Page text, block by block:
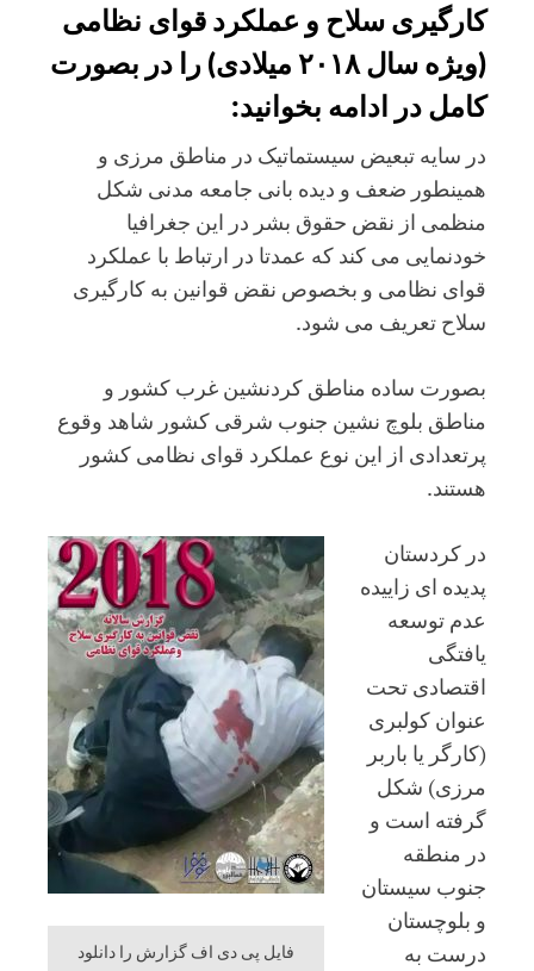
کارگیری سلاح و عملکرد قوای نظامی
(ویژه سال ۲۰۱۸ میلادی) را در بصورت
کامل در ادامه بخوانید:
در سایه تبعیض سیستماتیک در مناطق مرزی و
همینطور ضعف و دیده بانی جامعه مدنی شکل
منظمی از نقض حقوق بشر در این جغرافیا
خودنمایی می کند که عمدتا در ارتباط با عملکرد
قوای نظامی و بخصوص نقض قوانین به کارگیری
سلاح تعریف می شود.
بصورت ساده مناطق کردنشین غرب کشور و
مناطق بلوچ نشین جنوب شرقی کشور شاهد وقوع
پرتعدادی از این نوع عملکرد قوای نظامی کشور
هستند.
فایل پی دی اف گزارش را دانلود
در کردستان
پدیده ای زاییده
عدم توسعه
یافتگی
اقتصادی تحت
عنوان کولبری
(کارگر یا باربر
مرزی) شکل
گرفته است و
در منطقه
جنوب سیستان
و بلوچستان
درست به